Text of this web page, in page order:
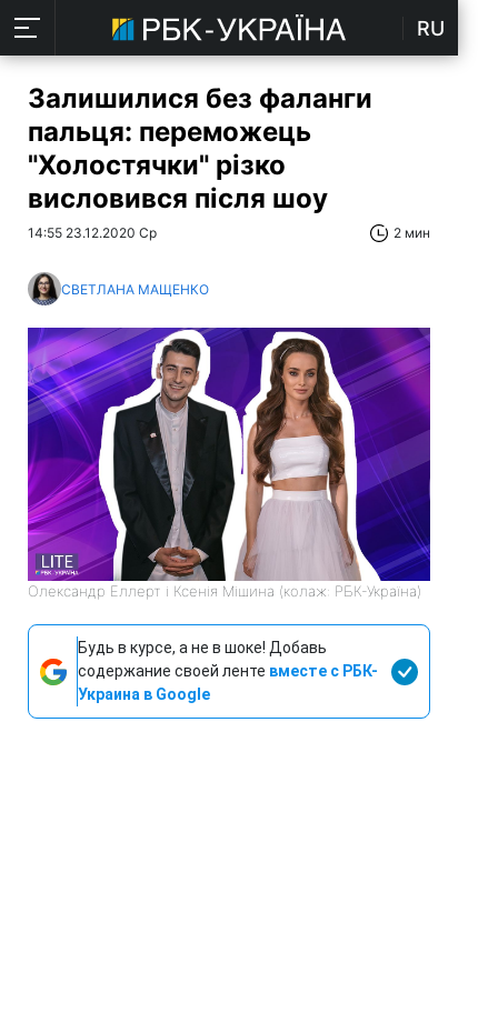
RU
Залишилися без фаланги
пальця: переможець
"Холостячки" різко
висловився після шоу
14:55 23.12.2020 Ср 2 мин
СВЕТЛАНА МАЩЕНКО
Олександр Еллерт і Ксенія Мішина (колаж: РБК-Україна)
Будь в курсе, а не в шоке! Добавь
содержание своей ленте вместе с РБК-
Украина в Google